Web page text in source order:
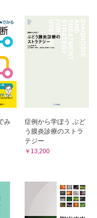
を除く)
作用
る薬剤
液性脈絡網膜症と抗ア
み
症例から学ぼう ぶど
う膜炎診療のストラ
テジー
￥13,200